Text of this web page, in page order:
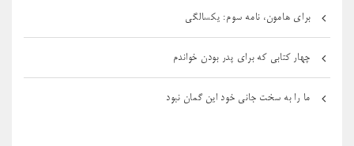
برای هامون، نامه سوم: یکسالگی
چهار کتابی که برای پدر بودن خواندم
ما را به سخت جانی خود این گمان نبود